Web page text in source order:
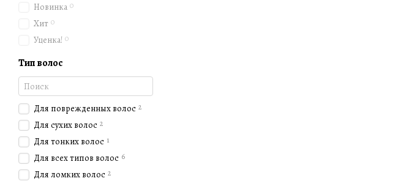
Новинка 0
Хит 0
Уценка! 0
Тип волос
Для поврежденных волос 2
Для сухих волос 2
Для тонких волос 1
Для всех типов волос 6
Для ломких волос 2